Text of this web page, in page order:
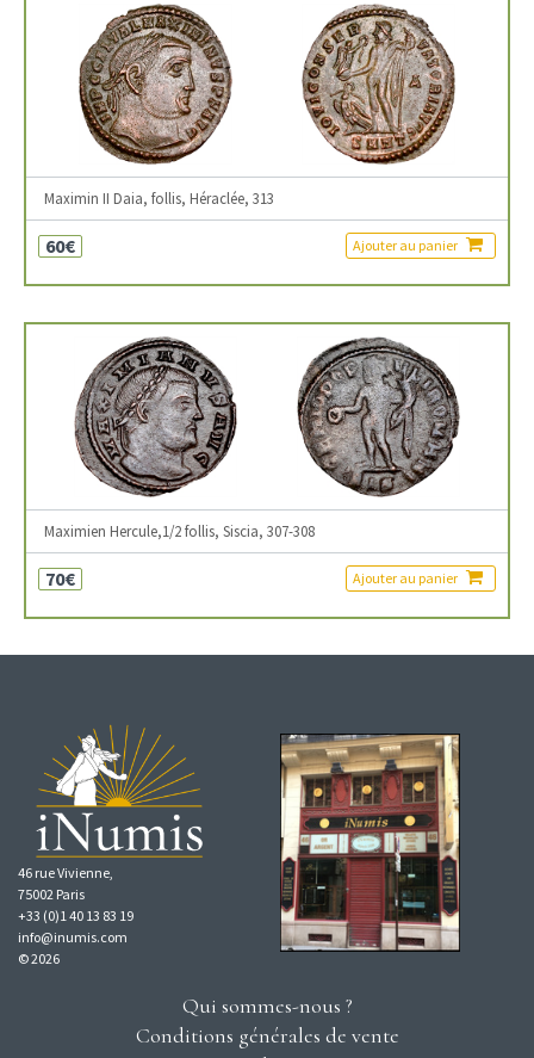
Maximin II Daia, follis, Héraclée, 313
60€ Ajouter au panier
Maximien Hercule,1/2 follis, Siscia, 307-308
70€ Ajouter au panier
46 rue Vivienne,
75002 Paris
+33 (0)1 40 13 83 19
info@inumis.com
© 2026
Qui sommes-nous ?
Conditions générales de vente